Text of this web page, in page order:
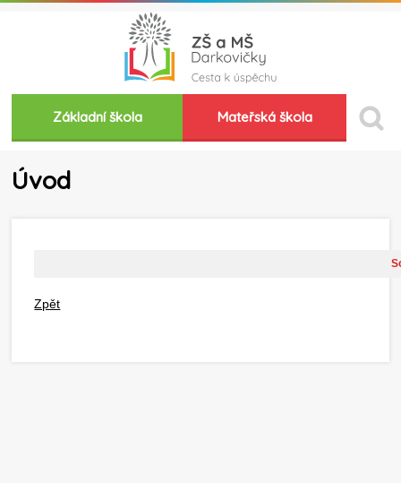
Základní škola Mateřská škola
Úvod
Zpět